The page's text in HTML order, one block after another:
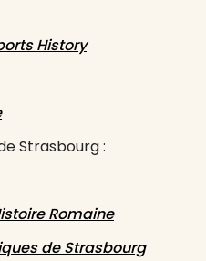
History
Strasbourg :
Romaine
de Strasbourg